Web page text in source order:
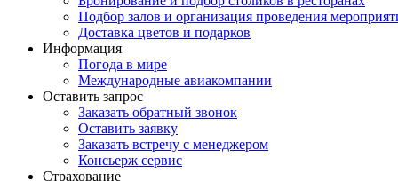
Подбор залов и организация проведения
Доставка цветов и подарков
Информация
Погода в мире
Международные авиакомпании
Оставить запрос
Заказать обратный звонок
Оставить заявку
Заказать встречу с менеджером
Консьерж сервис
Страхование